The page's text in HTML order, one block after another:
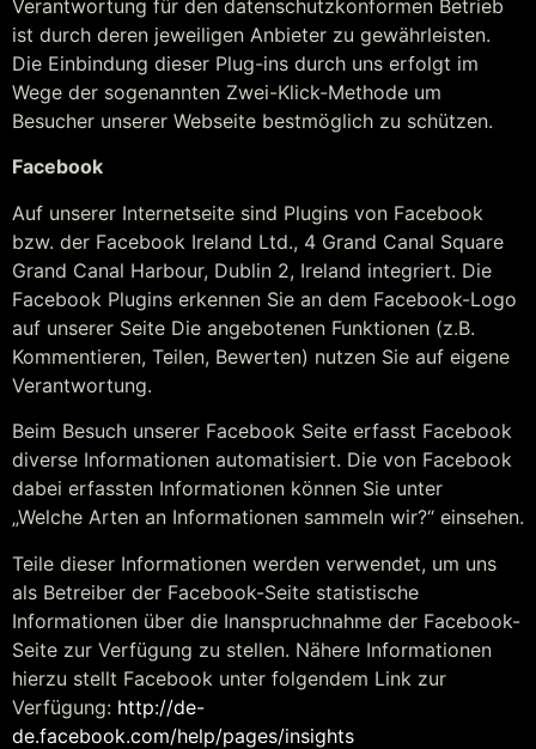
Verantwortung für den datenschutzkonformen Betrieb
ist durch deren jeweiligen Anbieter zu gewährleisten.
Die Einbindung dieser Plug-ins durch uns erfolgt im
Wege der sogenannten Zwei-Klick-Methode um
Besucher unserer Webseite bestmöglich zu schützen.
Facebook
Auf unserer Internetseite sind Plugins von Facebook
bzw. der Facebook Ireland Ltd., 4 Grand Canal Square
Grand Canal Harbour, Dublin 2, Ireland integriert. Die
Facebook Plugins erkennen Sie an dem Facebook-Logo
auf unserer Seite Die angebotenen Funktionen (z.B.
Kommentieren, Teilen, Bewerten) nutzen Sie auf eigene
Verantwortung.
Beim Besuch unserer Facebook Seite erfasst Facebook
diverse Informationen automatisiert. Die von Facebook
dabei erfassten Informationen können Sie unter
„Welche Arten an Informationen sammeln wir?“ einsehen.
Teile dieser Informationen werden verwendet, um uns
als Betreiber der Facebook-Seite statistische
Informationen über die Inanspruchnahme der Facebook-
Seite zur Verfügung zu stellen. Nähere Informationen
hierzu stellt Facebook unter folgendem Link zur
Verfügung: http://de-
de.facebook.com/help/pages/insights